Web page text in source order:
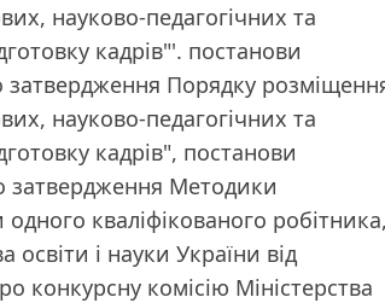
науково-педагогічних та
кадрів"'. постанови
затвердження Порядку
науково-педагогічних та
кадрів", постанови
затвердження Методики
одного кваліфікованого
освіти і науки України від
комісію Міністерства